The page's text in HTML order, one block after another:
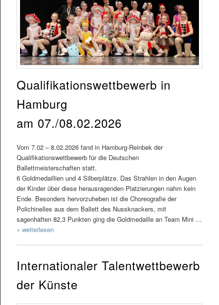
Qualifikationswettbewerb in
Hamburg
am 07./08.02.2026
Vom 7.02 – 8.02.2026 fand in Hamburg-Reinbek der
Qualifikationswettbewerb für die Deutschen
Ballettmeisterschaften statt.
6 Goldmedaillien und 4 Silberplätze. Das Strahlen in den Augen
der Kinder über diese herausragenden Platzierungen nahm kein
Ende. Besonders hervorzuheben ist die Choreografie der
Polichinelles aus dem Ballett des Nussknackers, mit
sagenhaften 82,3 Punkten ging die Goldmedaille an Team Mini …
» weiterlesen
Internationaler Talentwettbewerb
der Künste